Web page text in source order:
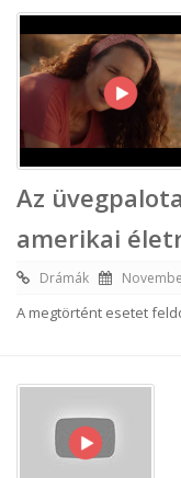
Az
amerikai
Drámák
A megtörtént esetet